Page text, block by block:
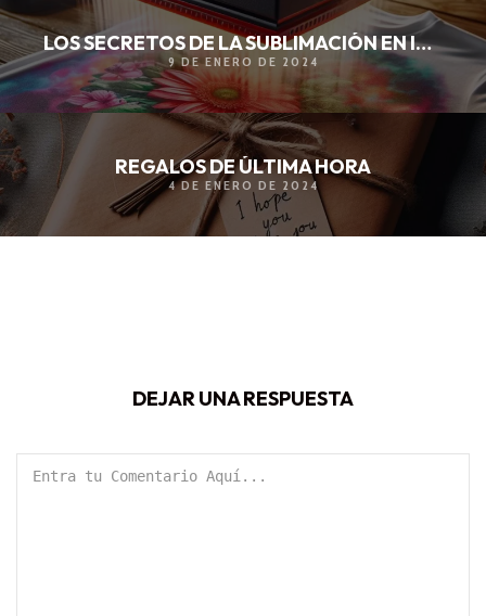
LOS SECRETOS DE LA SUBLIMACIÓN EN IMPRESIÓN TOTAL
9 DE ENERO DE 2024
REGALOS DE ÚLTIMA HORA
4 DE ENERO DE 2024
DEJAR UNA RESPUESTA